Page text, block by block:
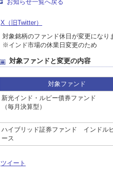
お知らせ一覧へ戻る
X（旧Twitter）
対象銘柄のファンド休日が変更になり
※インド市場の休業日変更のため
対象ファンドと変更の内容
対象ファンド
新光インド・ルピー債券ファンド
（毎月決算型）
ハイブリッド証券ファンド インドル
ース
ツイート